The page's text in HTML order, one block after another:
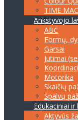
TIME
Ankstyvojo
ABC
Formų,
Garsai
Jutimai
Motorika
Skaičių
Spalvų
Edukaciniai
Aktyvūs